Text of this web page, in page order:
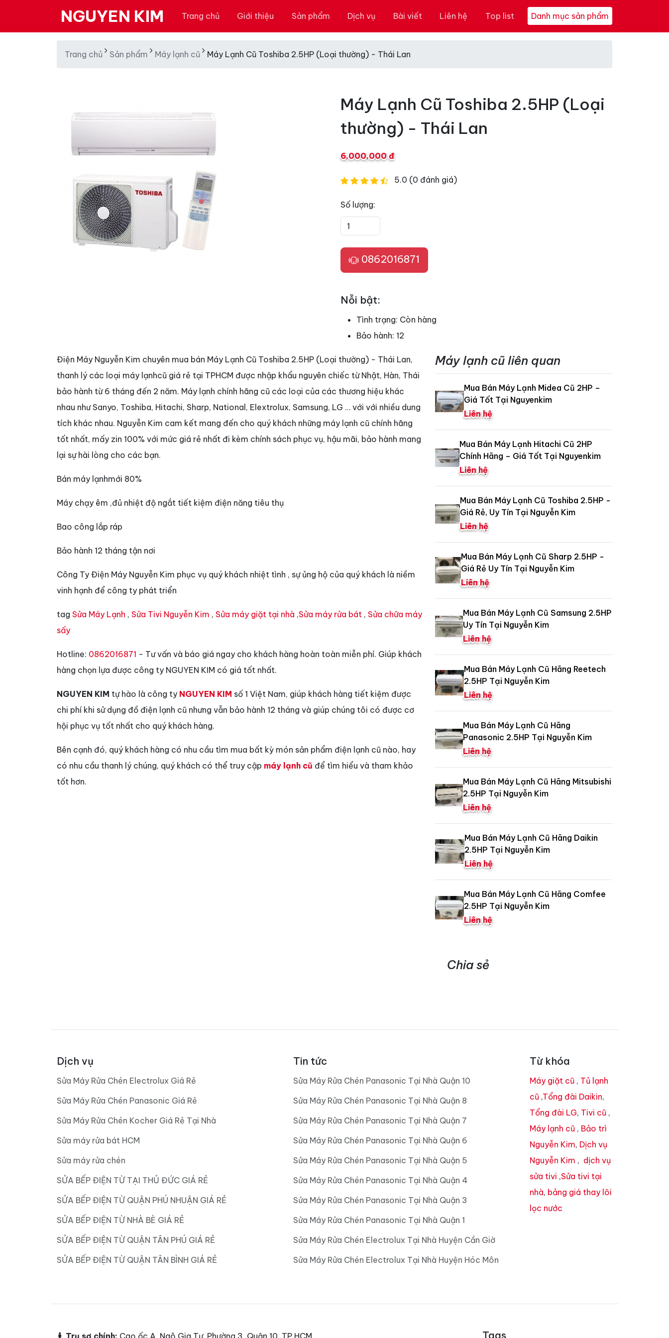
NGUYEN KIM Trang chủ Giới thiệu Sản phẩm Dịch vụ Bài viết Liên hệ Top list Danh mục sản phẩm
Trang chủ Sản phẩm Máy lạnh cũ Máy Lạnh Cũ Toshiba 2.5HP (Loại thường) - Thái Lan
Máy Lạnh Cũ Toshiba 2.5HP (Loại
thường) - Thái Lan
6,000,000 đ
5.0 (0 đánh giá)
Số lượng:
0862016871
Nỗi bật:
Tình trạng: Còn hàng
Bảo hành: 12
Điện Máy Nguyễn Kim chuyên mua bán Máy Lạnh Cũ Toshiba 2.5HP (Loại thường) - Thái Lan,
thanh lý các loại máy lạnhcũ giá rẻ tại TPHCM được nhập khẩu nguyên chiếc từ Nhật, Hàn, Thái
bảo hành từ 6 tháng đến 2 năm. Máy lạnh chính hãng cũ các loại của các thương hiệu khác
nhau như Sanyo, Toshiba, Hitachi, Sharp, National, Elextrolux, Samsung, LG … với với nhiều dung
tích khác nhau. Nguyễn Kim cam kết mang đến cho quý khách những máy lạnh cũ chính hãng
tốt nhất, mấy zin 100% với mức giá rẻ nhất đi kèm chính sách phục vụ, hậu mãi, bảo hành mang
lại sự hài lòng cho các bạn.
Bán máy lạnhmới 80%
Máy chạy êm ,đủ nhiệt độ ngắt tiết kiệm điện năng tiêu thụ
Bao công lắp ráp
Bảo hành 12 tháng tận nơi
Công Ty Điện Máy Nguyễn Kim phục vụ quý khách nhiệt tình , sự ủng hộ của quý khách là niềm
vinh hạnh để công ty phát triển
tag Sửa Máy Lạnh , Sửa Tivi Nguyễn Kim , Sửa máy giặt tại nhà ,Sửa máy rửa bát , Sửa chữa máy
sấy
Hotline: 0862016871 - Tư vấn và báo giá ngay cho khách hàng hoàn toàn miễn phí. Giúp khách
hàng chọn lựa được công ty NGUYEN KIM có giá tốt nhất.
NGUYEN KIM tự hào là công ty NGUYEN KIM số 1 Việt Nam, giúp khách hàng tiết kiệm được
chi phí khi sử dụng đồ điện lạnh cũ nhưng vẫn bảo hành 12 tháng và giúp chúng tôi có được cơ
hội phục vụ tốt nhất cho quý khách hàng.
Bên cạnh đó, quý khách hàng có nhu cầu tìm mua bất kỳ món sản phẩm điện lạnh cũ nào, hay
có nhu cầu thanh lý chúng, quý khách có thể truy cập máy lạnh cũ để tìm hiểu và tham khảo
tốt hơn.
Máy lạnh cũ liên quan
Mua Bán Máy Lạnh Midea Cũ 2HP –
Giá Tốt Tại Nguyenkim
Liên hệ
Mua Bán Máy Lạnh Hitachi Cũ 2HP
Chính Hãng – Giá Tốt Tại Nguyenkim
Liên hệ
Mua Bán Máy Lạnh Cũ Toshiba 2.5HP -
Giá Rẻ, Uy Tín Tại Nguyễn Kim
Liên hệ
Mua Bán Máy Lạnh Cũ Sharp 2.5HP -
Giá Rẻ Uy Tín Tại Nguyễn Kim
Liên hệ
Mua Bán Máy Lạnh Cũ Samsung 2.5HP
Uy Tín Tại Nguyễn Kim
Liên hệ
Mua Bán Máy Lạnh Cũ Hãng Reetech
2.5HP Tại Nguyễn Kim
Liên hệ
Mua Bán Máy Lạnh Cũ Hãng
Panasonic 2.5HP Tại Nguyễn Kim
Liên hệ
Mua Bán Máy Lạnh Cũ Hãng Mitsubishi
2.5HP Tại Nguyễn Kim
Liên hệ
Mua Bán Máy Lạnh Cũ Hãng Daikin
2.5HP Tại Nguyễn Kim
Liên hệ
Mua Bán Máy Lạnh Cũ Hãng Comfee
2.5HP Tại Nguyễn Kim
Liên hệ
Chia sẻ
Dịch vụ
Sửa Máy Rửa Chén Electrolux Giá Rẻ
Sửa Máy Rửa Chén Panasonic Giá Rẻ
Sửa Máy Rửa Chén Kocher Giá Rẻ Tại Nhà
Sửa máy rửa bát HCM
Sửa máy rửa chén
SỬA BẾP ĐIỆN TỪ TẠI THỦ ĐỨC GIÁ RẺ
SỬA BẾP ĐIỆN TỪ QUẬN PHÚ NHUẬN GIÁ RẺ
SỬA BẾP ĐIỆN TỪ NHÀ BÈ GIÁ RẺ
SỬA BẾP ĐIỆN TỪ QUẬN TÂN PHÚ GIÁ RẺ
SỬA BẾP ĐIỆN TỪ QUẬN TÂN BÌNH GIÁ RẺ
Tin tức
Sửa Máy Rửa Chén Panasonic Tại Nhà Quận 10
Sửa Máy Rửa Chén Panasonic Tại Nhà Quận 8
Sửa Máy Rửa Chén Panasonic Tại Nhà Quận 7
Sửa Máy Rửa Chén Panasonic Tại Nhà Quận 6
Sửa Máy Rửa Chén Panasonic Tại Nhà Quận 5
Sửa Máy Rửa Chén Panasonic Tại Nhà Quận 4
Sửa Máy Rửa Chén Panasonic Tại Nhà Quận 3
Sửa Máy Rửa Chén Panasonic Tại Nhà Quận 1
Sửa Máy Rửa Chén Electrolux Tại Nhà Huyện Cần Giờ
Sửa Máy Rửa Chén Electrolux Tại Nhà Huyện Hóc Môn
Từ khóa
Máy giặt cũ , Tủ lạnh
cũ ,Tổng đài Daikin,
Tổng đài LG, Tivi cũ ,
Máy lạnh cũ , Bảo trì
Nguyễn Kim, Dịch vụ
Nguyễn Kim , dịch vụ
sửa tivi ,Sửa tivi tại
nhà, bảng giá thay lõi
lọc nước
Trụ sợ chính: Cao ốc A, Ngô Gia Tự, Phường 3, Quận 10, TP HCM
Tags